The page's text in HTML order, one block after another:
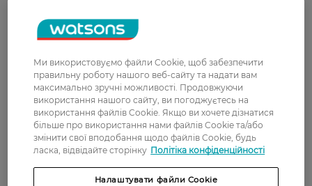
0
З 0 відгуків
0 відгуків
Доставка
Ми використовуємо файли Cookie, щоб забезпечити
правильну роботу нашого веб-сайту та надати вам
максимально зручні можливості. Продовжуючи
використання нашого сайту, ви погоджуєтесь на
використання файлів Cookie. Якщо ви хочете дізнатися
більше про використання нами файлів Cookie та/або
змінити свої вподобання щодо файлів Cookie, будь
ласка, відвідайте сторінку Політіка конфіденційності
Налаштувати файли Cookie